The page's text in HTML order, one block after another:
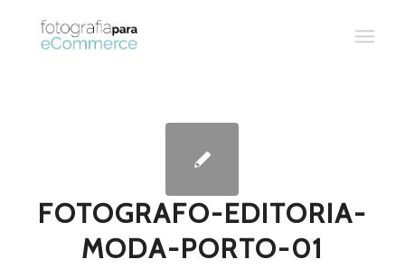
FOTOGRAFO-EDITORIA-
MODA-PORTO-01